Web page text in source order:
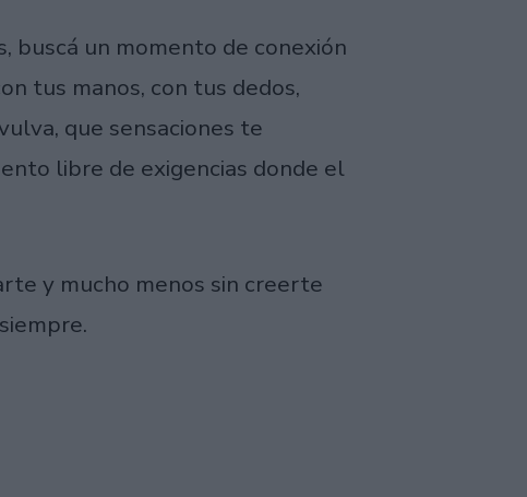
buscá un momento de conexión
tus manos, con tus dedos,
que sensaciones te
libre de exigencias donde el
y mucho menos sin creerte